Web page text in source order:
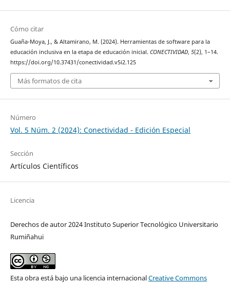
Cómo citar
Guaña-Moya, J., & Altamirano, M. (2024). Herramientas de software para la
educación inclusiva en la etapa de educación inicial. CONECTIVIDAD, 5(2), 1–14.
https://doi.org/10.37431/conectividad.v5i2.125
Más formatos de cita
Número
Vol. 5 Núm. 2 (2024): Conectividad - Edición Especial
Sección
Artículos Científicos
Licencia
Derechos de autor 2024 Instituto Superior Tecnológico Universitario
Rumiñahui
Esta obra está bajo una licencia internacionalCreative Commons